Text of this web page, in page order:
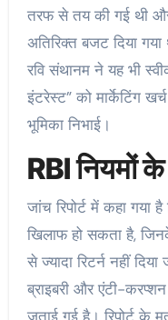
तरफ से तय की गई थी
अतिरिक्त बजट दिया
रवि संथानम ने यह भी
इंटरेस्ट” को मार्केटिंग
भूमिका निभाई।
RBI नियमों
जांच रिपोर्ट में कहा
खिलाफ हो सकता है,
से ज्यादा रिटर्न नहीं
ब्राइबरी और एंटी-